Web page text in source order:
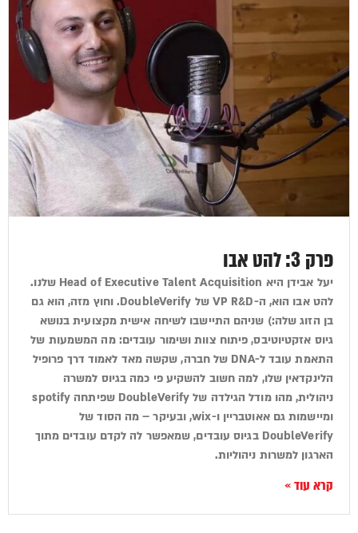
פרק 3: להט אבו
יעל אבידן היא Head of Executive Talent Acquisition שלנו.
להט אבו הוא, ה-VP R&D של DoubleVerify. וחוץ מזה, הוא גם
בן הזוג שלה:) שניהם התיישבו לשיחה אישית מקצועית בנושא
גיוס אזקטיוטיבס, פיתוח צוות ושימור עובדים: מה המשמעות של
התאמת עובד ל-DNA של חברה, שקשה מאד לאמוד דרך פרופיל
הלינקדאין שלו, למה חשוב להשקיע פי כמה בגיוס למשרה
ניהולית, מהו מודל הגילדה של DoubleVerify שפיתחה spotify
ומיישמות גם אאוטבריין ו-wix, ובעיקר – מה הסוד של
DoubleVerify בגיוס עובדים, שמאפשר לה לקדם עובדים מתוך
הארגון למשרות ניהוליות.
קרא עוד »